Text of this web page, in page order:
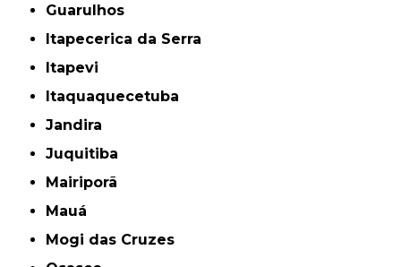
Guarulhos
Itapecerica da Serra
Itapevi
Itaquaquecetuba
Jandira
Juquitiba
Mairiporã
Mauá
Mogi das Cruzes